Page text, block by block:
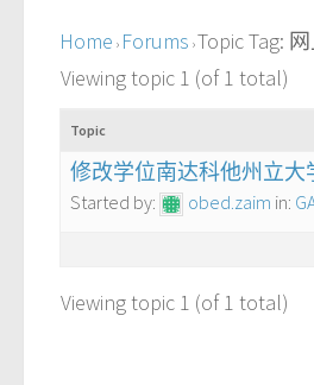
Home › Forums ›Topic Tag:
Viewing topic 1 (of 1 total)
Topic
修改学位南达科他州立大
Started by: obed.zaim in:
Viewing topic 1 (of 1 total)